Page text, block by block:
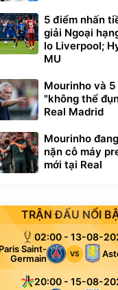
5 điểm nhấn
giải Ngoại
lo Liverpool;
MU
Mourinho và
"không thể
Real Madrid
Mourinho
nặn cỗ máy
mới tại Real
TRẬN ĐẤU NỔI
02:00 - 13-08-
Saint-
Germain
VS
20:00 - 15-08-